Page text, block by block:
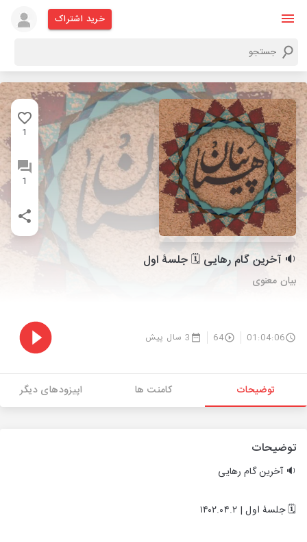
خرید اشتراک
1
1
🔉 آخرین گام رهایی 🗓 جلسۀ اول
بیان معنوی
01:04:06
64 3 سال پیش
توضیحات کامنت ها اپیزودهای دیگر
توضیحات
🔉 آخرین گام رهایی
🗓 جلسۀ اول | ۱۴۰۲.۰۴.۲